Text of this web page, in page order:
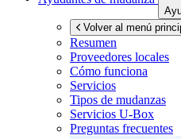
Volver al menú
Resumen
Proveedores locales
Cómo funciona
Servicios
Tipos de mudanzas
Servicios U-Box
Preguntas frecuentes